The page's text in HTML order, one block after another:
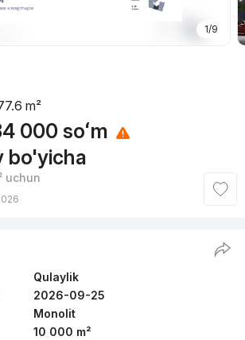
1/9
m²
000 soʻm
bo'yicha
uchun
Qulaylik
2026-09-25
Monolit
10 000 m²